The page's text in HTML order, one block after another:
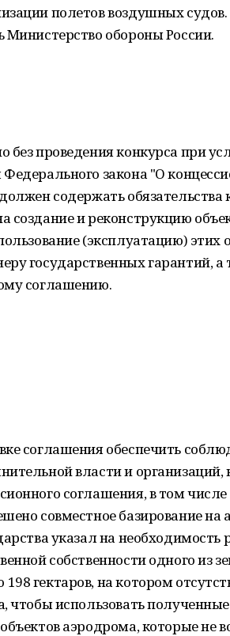
полетов воздушных
Министерство обороны России.
проведения конкурса при
закона "О
содержать обязательства
создание и реконструкцию
(эксплуатацию) этих
государственных гарантий,
соглашению.
соглашения обеспечить
власти и организаций,
соглашения, в том числе
совместное базирование на
указал на необходимость
собственности одного из
гектаров, на котором
чтобы использовать
аэродрома, которые не